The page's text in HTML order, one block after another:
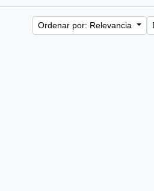
Ordenar por: Relevancia